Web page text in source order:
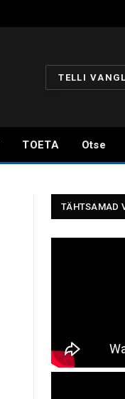
TELLI
TOETA Otse
TÄHTSAMAD